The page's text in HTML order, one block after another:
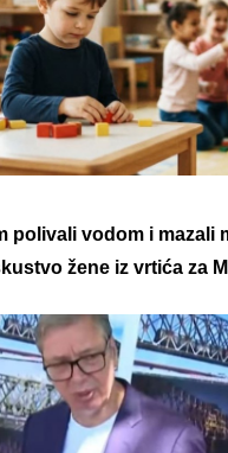
polivali vodom i mazali
žene iz vrtića za